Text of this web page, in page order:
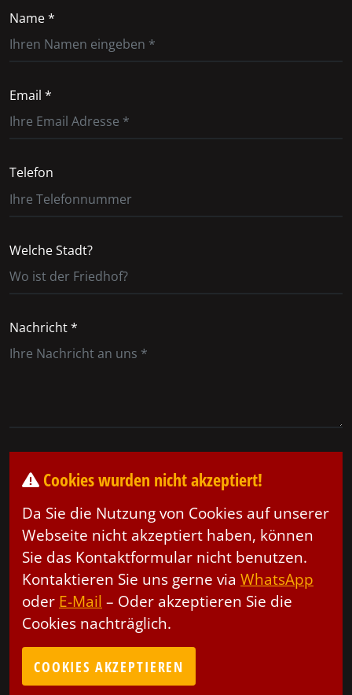
Name *
Email *
Telefon
Welche Stadt?
Nachricht *
Cookies wurden nicht akzeptiert!
Da Sie die Nutzung von Cookies auf unserer
Webseite nicht akzeptiert haben, können
Sie das Kontaktformular nicht benutzen.
Kontaktieren Sie uns gerne via WhatsApp
oder E-Mail – Oder akzeptieren Sie die
Cookies nachträglich.
COOKIES AKZEPTIEREN